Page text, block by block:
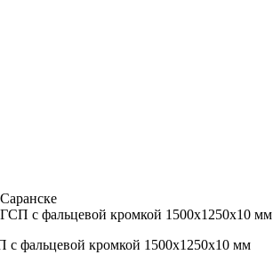
с фальцевой кромкой 1500х1250х10 мм